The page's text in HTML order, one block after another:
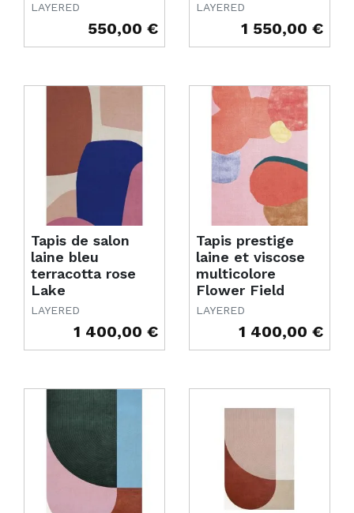
LAYERED
550,00 €
LAYERED
1 550,00 €
Tapis de salon
laine bleu
terracotta rose
Lake
LAYERED
1 400,00 €
Tapis prestige
laine et viscose
multicolore
Flower Field
LAYERED
1 400,00 €